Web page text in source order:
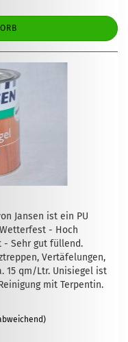
Jansen ist ein PU
- Hoch
- Sehr gut füllend.
Vertäfelungen,
15 qm/Ltr. Unisiegel ist
mit Terpentin.